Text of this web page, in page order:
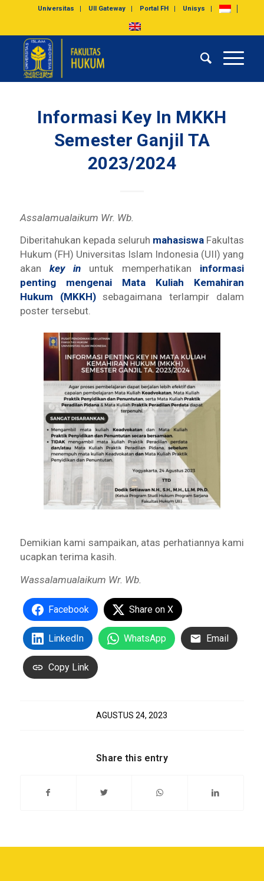
Universitas UII Gateway Portal FH Unisys
Informasi Key In MKKH
Semester Ganjil TA
2023/2024
Assalamualaikum Wr. Wb.
Diberitahukan kepada seluruh mahasiswa Fakultas
Hukum (FH) Universitas Islam Indonesia (UII) yang
akan key inuntuk memperhatikan informasi
penting mengenai Mata Kuliah Kemahiran
Hukum (MKKH)sebagaimana terlampir dalam
poster tersebut.
Demikian kami sampaikan, atas perhatiannya kami
ucapkan terima kasih.
Wassalamualaikum Wr. Wb.
Facebook Share on X
LinkedIn WhatsApp Email
Copy Link
AGUSTUS 24, 2023
Share this entry